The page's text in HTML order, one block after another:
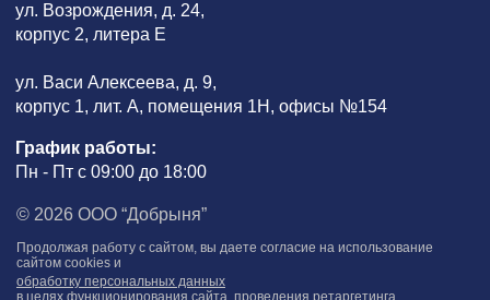
ул. Возрождения, д. 24,
корпус 2, литера Е
ул. Васи Алексеева, д. 9,
корпус 1, лит. А, помещения 1H, офисы №154
График работы:
Пн - Пт с 09:00 до 18:00
© 2026 ООО “Добрыня”
Продолжая работу с сайтом, вы даете согласие на использование
сайтом cookies и
обработку персональных данных
в целях функционирования сайта, проведения ретаргетинга,